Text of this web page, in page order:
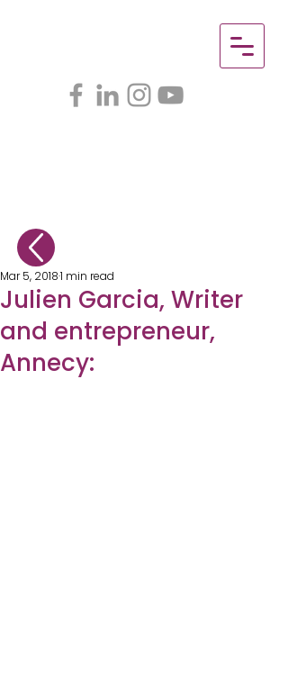
Julien Garcia, Writer
and entrepreneur,
Annecy:
Mar 5, 20181 min read